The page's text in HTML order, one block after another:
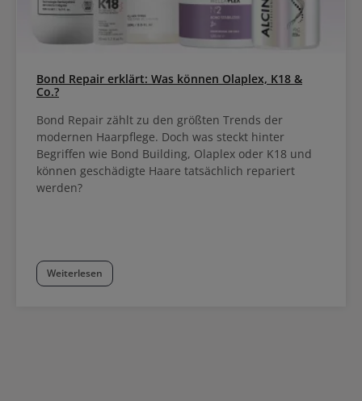
Bond Repair erklärt: Was können Olaplex, K18 &
Co.?
Bond Repair zählt zu den größten Trends der
modernen Haarpflege. Doch was steckt hinter
Begriffen wie Bond Building, Olaplex oder K18 und
können geschädigte Haare tatsächlich repariert
werden?
Weiterlesen